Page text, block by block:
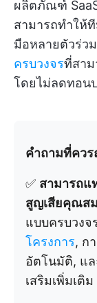
ผลิตภัณฑ์
สามารถทำให้
มือหลายตัวร่ว
ครบวงจรที่สาม
โดยไม่ลดทอน
คำถามที่คว
✅ สามารถแ
สูญเสียคุณส
แบบครบวงจ
โครงการ, ก
อัตโนมัติ, แ
เสริมเพิ่มเติม